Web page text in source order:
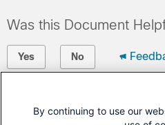
Was this Document
Yes No
By continuing to use our